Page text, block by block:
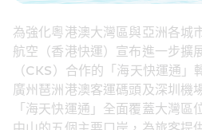
為強化粵港澳大灣區與亞洲各城
航空（香港快運）宣布進一步擴
（CKS）合作的「海天快運通」
廣州琶洲港澳客運碼頭及深圳機
「海天快運通」全面覆蓋大灣區